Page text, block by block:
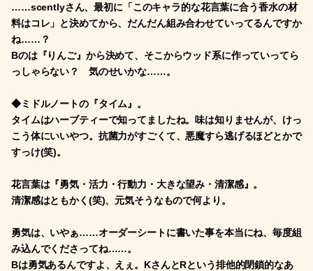
……scentlyさん、最初に「このキャラ的な花言葉に合う香水の材
料はコレ」と決めてから、だんだん組み合わせていってるんですか
ね……？
Bのは『りんご』から決めて、そこからウッド系に作っていってら
っしゃらない？ 気のせいかな……。
◆ミドルノートの『タイム』。
タイムはハーブティーで知ってましたね。味は知りませんが、けっ
こう体にいいやつ。抗菌力がすごくて、悪魔すら逃げるほどとかで
すっけ(笑)。
花言葉は『勇気・活力・行動力・大きな望み・清潔感』。
清潔感はともかく(笑)、元気そうなもので何より。
勇気は、いやぁ……オーダーシートに書いた事を本当にね、毎度組
み込んでくださってね……。
Bは勇気あるんですよ、えぇ。KさんとRという排他的閉鎖的なあ